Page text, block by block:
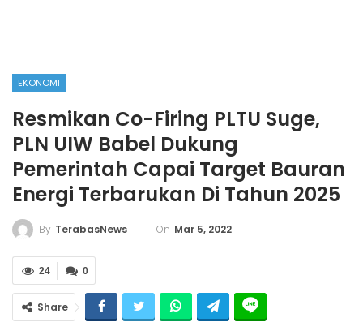
EKONOMI
Resmikan Co-Firing PLTU Suge,
PLN UIW Babel Dukung
Pemerintah Capai Target Bauran
Energi Terbarukan Di Tahun 2025
By TerabasNews On Mar 5, 2022
0
24
Share